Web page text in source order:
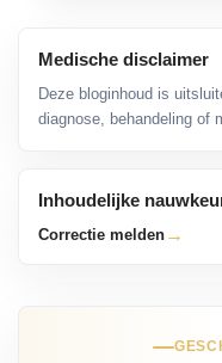
Medische disclaimer
Deze bloginhoud is
diagnose, behandeling of
Inhoudelijke
Correctie melden →